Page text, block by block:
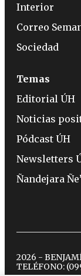
Interior
Correo
Sociedad
Temas
Editorial ÚH
Noticias
Pódcast ÚH
Newsletters
Ñandejara
2026 -
TELÉFONO: